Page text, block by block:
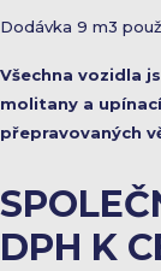
Dodávka 9 m3
Všechna vozidla
molitany a
přepravovaných
DPH K